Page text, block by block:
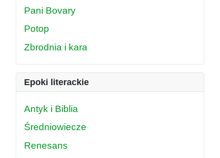
Pani Bovary
Potop
Zbrodnia i kara
Epoki literackie
Antyk i Biblia
Średniowiecze
Renesans